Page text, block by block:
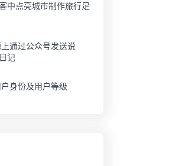
中点亮城市制作旅行足
通过公众号发送说
记
身份及用户等级